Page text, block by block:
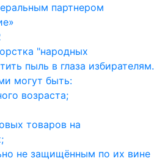
партнером
"народных
пыль в глаза избирателям.
могут быть:
возраста;
товаров на
не защищённым по их вине